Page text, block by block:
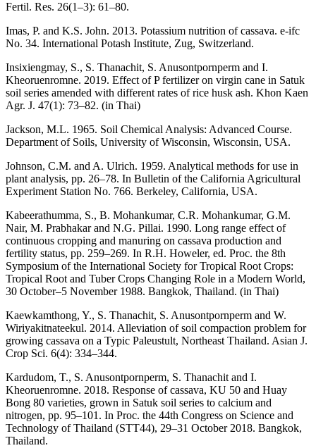
Fertil. Res. 26(1–3): 61–80.
Imas, P. and K.S. John. 2013. Potassium nutrition of cassava. e-ifc
No. 34. International Potash Institute, Zug, Switzerland.
Insixiengmay, S., S. Thanachit, S. Anusontpornperm and I.
Kheoruenromne. 2019. Effect of P fertilizer on virgin cane in Satuk
soil series amended with different rates of rice husk ash. Khon Kaen
Agr. J. 47(1): 73–82. (in Thai)
Jackson, M.L. 1965. Soil Chemical Analysis: Advanced Course.
Department of Soils, University of Wisconsin, Wisconsin, USA.
Johnson, C.M. and A. Ulrich. 1959. Analytical methods for use in
plant analysis, pp. 26–78. In Bulletin of the California Agricultural
Experiment Station No. 766. Berkeley, California, USA.
Kabeerathumma, S., B. Mohankumar, C.R. Mohankumar, G.M.
Nair, M. Prabhakar and N.G. Pillai. 1990. Long range effect of
continuous cropping and manuring on cassava production and
fertility status, pp. 259–269. In R.H. Howeler, ed. Proc. the 8th
Symposium of the International Society for Tropical Root Crops:
Tropical Root and Tuber Crops Changing Role in a Modern World,
30 October–5 November 1988. Bangkok, Thailand. (in Thai)
Kaewkamthong, Y., S. Thanachit, S. Anusontpornperm and W.
Wiriyakitnateekul. 2014. Alleviation of soil compaction problem for
growing cassava on a Typic Paleustult, Northeast Thailand. Asian J.
Crop Sci. 6(4): 334–344.
Kardudom, T., S. Anusontpornperm, S. Thanachit and I.
Kheoruenromne. 2018. Response of cassava, KU 50 and Huay
Bong 80 varieties, grown in Satuk soil series to calcium and
nitrogen, pp. 95–101. In Proc. the 44th Congress on Science and
Technology of Thailand (STT44), 29–31 October 2018. Bangkok,
Thailand.